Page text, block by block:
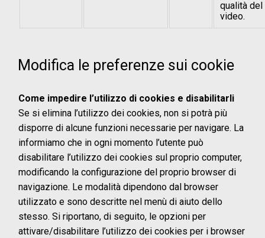
qualità del
video.
Modifica le preferenze sui cookie
Come impedire l’utilizzo di cookies e disabilitarli
Se si elimina l’utilizzo dei cookies, non si potrà più
disporre di alcune funzioni necessarie per navigare. La
informiamo che in ogni momento l’utente può
disabilitare l’utilizzo dei cookies sul proprio computer,
modificando la configurazione del proprio browser di
navigazione. Le modalità dipendono dal browser
utilizzato e sono descritte nel menù di aiuto dello
stesso. Si riportano, di seguito, le opzioni per
attivare/disabilitare l’utilizzo dei cookies per i browser